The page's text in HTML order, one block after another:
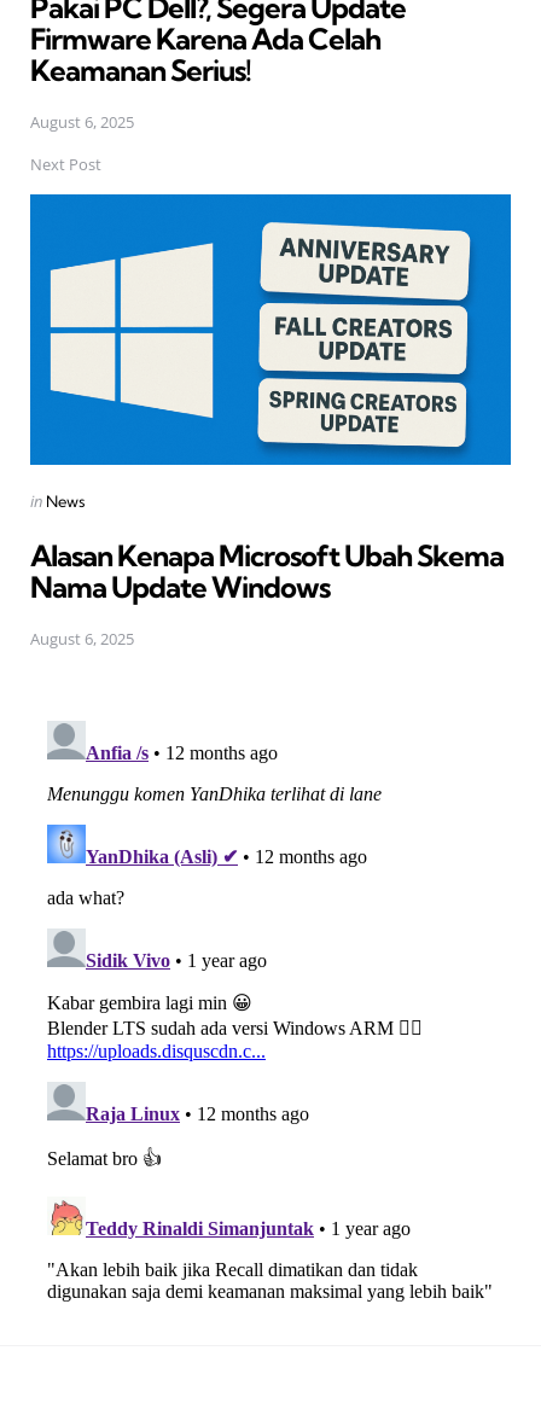
Firmware Karena Ada Celah
Keamanan Serius!
August 6, 2025
Next Post
Posted
in News
Alasan Kenapa Microsoft Ubah Skema
Nama Update Windows
August 6, 2025